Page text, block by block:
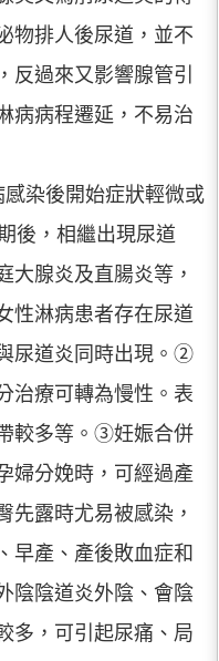
物排人後尿道，並不
反過來又影響腺管引
病病程遷延，不易治
染後開始症狀輕微或
後，相繼出現尿道
大腺炎及直腸炎等，
性淋病患者存在尿道
尿道炎同時出現。②
治療可轉為慢性。表
較多等。③妊娠合併
婦分娩時，可經過產
先露時尤易被感染，
早產、產後敗血症和
陰陰道炎外陰、會陰
多，可引起尿痛、局